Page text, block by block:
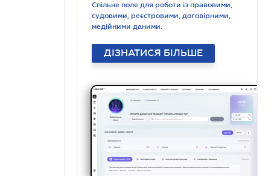
Спільне поле для роботи із правовими,
судовими, реєстровими, договірними,
медійними даними.
ДІЗНАТИСЯ БІЛЬШЕ